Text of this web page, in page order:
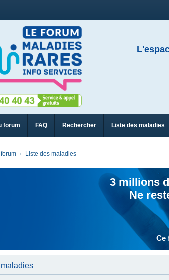
forum FAQ Rechercher Liste des maladies
Liste des maladies
3 millions
Ne
Ce